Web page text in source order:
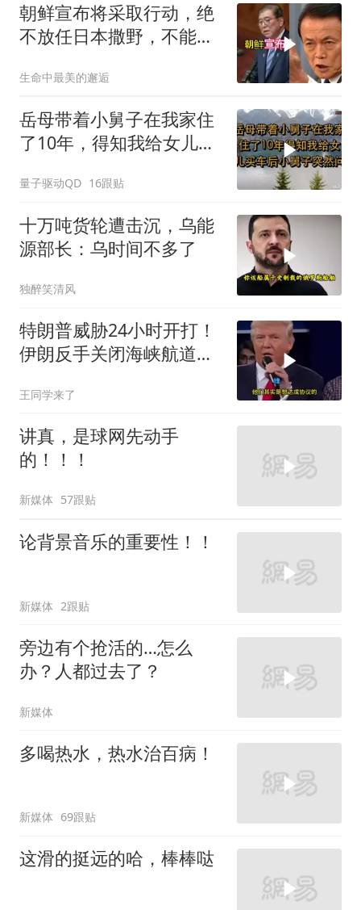
朝鲜宣布将采取行动，绝
不放任日本撒野，不能让
生命中最美的邂逅
岳母带着小舅子在我家住
了10年，得知我给女儿买
量子驱动QD 16跟贴
十万吨货轮遭击沉，乌能
源部长：乌时间不多了
独醉笑清风
特朗普威胁24小时开打！
伊朗反手关闭海峡航道，
王同学来了
讲真，是球网先动手
的！！！
新媒体 57跟贴
论背景音乐的重要性！！
新媒体 2跟贴
旁边有个抢活的…怎么
办？人都过去了？
新媒体
多喝热水，热水治百病！
新媒体 69跟贴
这滑的挺远的哈，棒棒哒